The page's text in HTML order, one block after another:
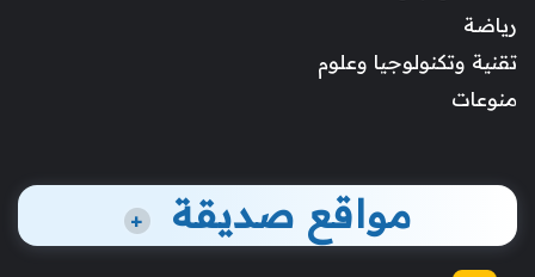
رياضة
تقنية وتكنولوجيا وعلوم
منوعات
مواقع صديقة +